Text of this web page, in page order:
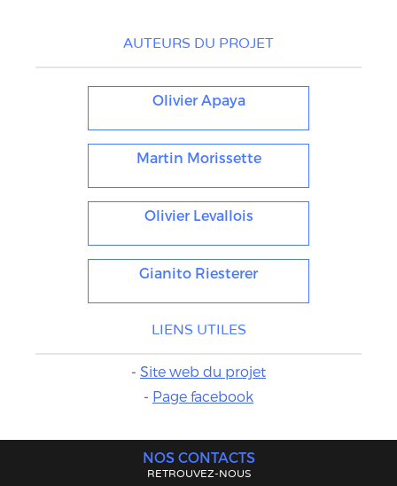
AUTEURS DU PROJET
Olivier Apaya
Martin Morissette
Olivier Levallois
Gianito Riesterer
LIENS UTILES
- Site web du projet
- Page facebook
NOS CONTACTS
RETROUVEZ-NOUS